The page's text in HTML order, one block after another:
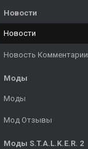
Новости
Новости
Новость Комментарии
Моды
Моды
Мод Отзывы
Моды S.T.A.L.K.E.R. 2